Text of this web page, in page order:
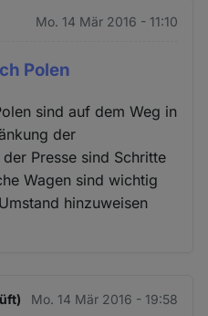
Mo. 14 Mär 2016 - 11:10
Polen
sind auf dem Weg in
der
Presse sind Schritte
Wagen sind wichtig
hinzuweisen
Mo. 14 Mär 2016 - 19:58